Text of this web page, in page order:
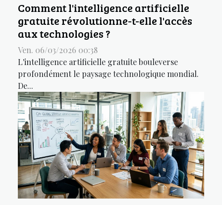
Comment l'intelligence artificielle
gratuite révolutionne-t-elle l'accès
aux technologies ?
Ven. 06/03/2026 00:38
L'intelligence artificielle gratuite bouleverse
profondément le paysage technologique mondial.
De...